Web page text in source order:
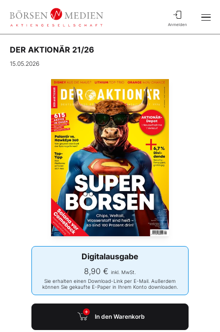
Anmelden
DER AKTIONÄR 21/26
15.05.2026
Digitalausgabe
8,90 € inkl. MwSt.
Sie erhalten einen Download-Link per E-Mail. Außerdem
können Sie gekaufte E-Paper in Ihrem Konto downloaden.
In den Warenkorb